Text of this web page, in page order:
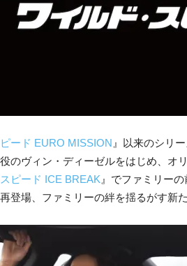
ード EURO MISSION 』以来のシリ
のヴィン・ディーゼルをはじめ、オ
ピード ICE BREAK 』でファミリー
登場、ファミリーの絆を揺るがす新